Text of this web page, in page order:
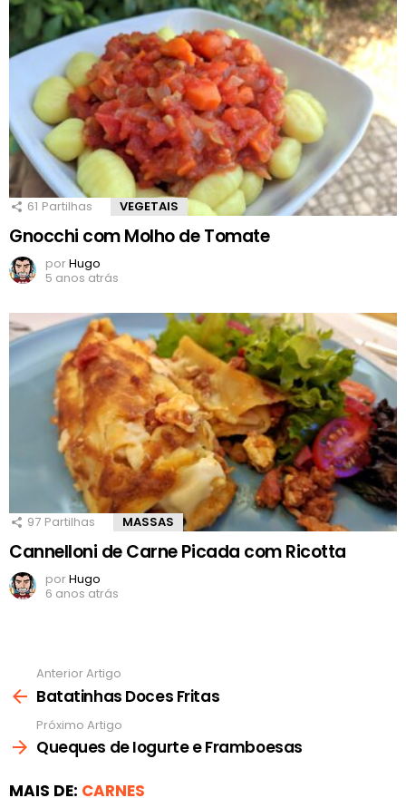
61 Partilhas VEGETAIS
Gnocchi com Molho de Tomate
porHugo
5 anos atrás
97 Partilhas MASSAS
Cannelloni de Carne Picada com Ricotta
porHugo
6 anos atrás
mais
Anterior Artigo
Batatinhas Doces Fritas
Próximo Artigo
Queques de Iogurte e Framboesas
MAIS DE: CARNES